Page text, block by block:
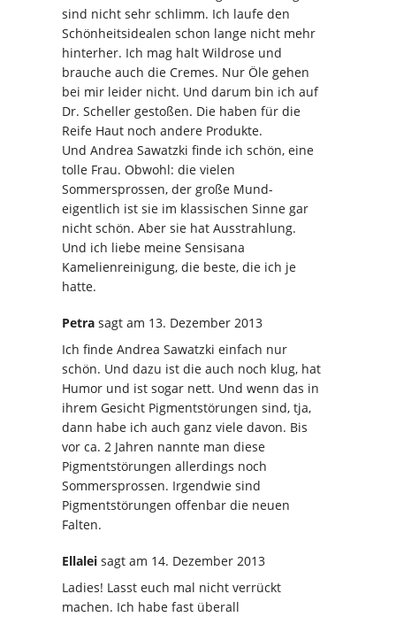
sind nicht sehr schlimm. Ich laufe den
Schönheitsidealen schon lange nicht mehr
hinterher. Ich mag halt Wildrose und
brauche auch die Cremes. Nur Öle gehen
bei mir leider nicht. Und darum bin ich auf
Dr. Scheller gestoßen. Die haben für die
Reife Haut noch andere Produkte.
Und Andrea Sawatzki finde ich schön, eine
tolle Frau. Obwohl: die vielen
Sommersprossen, der große Mund-
eigentlich ist sie im klassischen Sinne gar
nicht schön. Aber sie hat Ausstrahlung.
Und ich liebe meine Sensisana
Kamelienreinigung, die beste, die ich je
hatte.
Petra sagt am 13. Dezember 2013
Ich finde Andrea Sawatzki einfach nur
schön. Und dazu ist die auch noch klug, hat
Humor und ist sogar nett. Und wenn das in
ihrem Gesicht Pigmentstörungen sind, tja,
dann habe ich auch ganz viele davon. Bis
vor ca. 2 Jahren nannte man diese
Pigmentstörungen allerdings noch
Sommersprossen. Irgendwie sind
Pigmentstörungen offenbar die neuen
Falten.
Ellalei sagt am 14. Dezember 2013
Ladies! Lasst euch mal nicht verrückt
machen. Ich habe fast überall